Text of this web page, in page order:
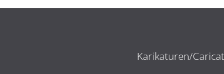
Karikaturen/